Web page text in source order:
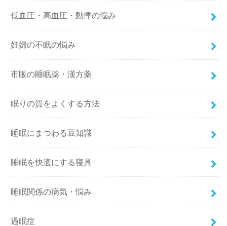
低血圧・高血圧・動悸の悩み
妊婦の不眠の悩み
市販の睡眠薬・漢方薬
眠りの質をよくする方法
睡眠にまつわる豆知識
睡眠を快適にする寝具
睡眠関係の病気・悩み
過眠症